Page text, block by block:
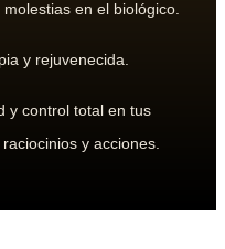
en el biológico.
y rejuvenecida.
y control total en tus
y acciones.